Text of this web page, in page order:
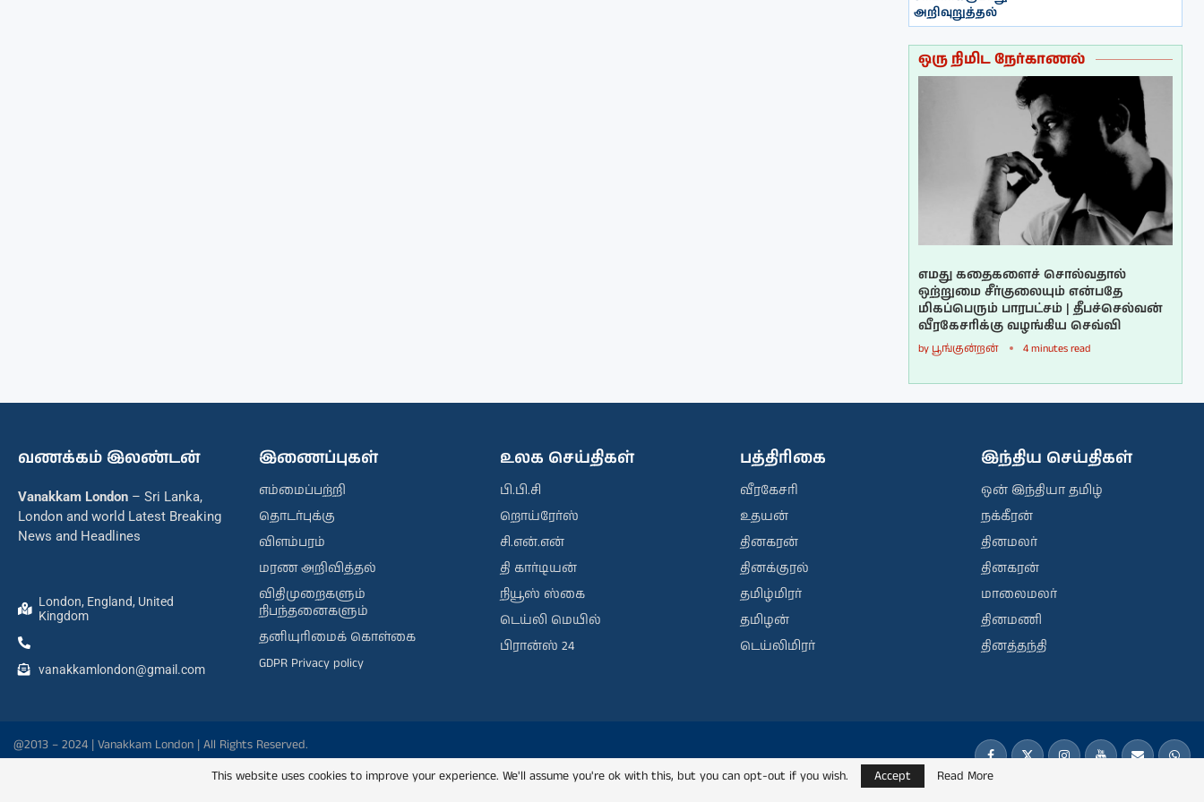
அறிவுறுத்தல்
ஒரு நிமிட நேர்காணல்
எமது கதைகளைச் சொல்வதால்
ஒற்றுமை சீர்குலையும் என்பதே
மிகப்பெரும் பாரபட்சம் | தீபச்செல்வன்
வீரகேசரிக்கு வழங்கிய செவ்வி
by பூங்குன்றன் 4 minutes read
வணக்கம் இலண்டன்
Vanakkam London – Sri Lanka,
London and world Latest Breaking
News and Headlines
London, England, United
Kingdom
vanakkamlondon@gmail.com
இணைப்புகள்
எம்மைப்பற்றி
தொடர்புக்கு
விளம்பரம்
மரண அறிவித்தல்
விதிமுறைகளும்
நிபந்தனைகளும்
தனியுரிமைக் கொள்கை
GDPR Privacy policy
உலக செய்திகள்
பி.பி.சி
றொய்ரேர்ஸ்
சி.என்.என்
தி கார்டியன்
நியூஸ் ஸ்கை
டெய்லி மெயில்
பிரான்ஸ் 24
பத்திரிகை
வீரகேசரி
உதயன்
தினகரன்
தினக்குரல்
தமிழ்மிரர்
தமிழன்
டெய்லிமிரர்
இந்திய செய்திகள்
ஒன் இந்தியா தமிழ்
நக்கீரன்
தினமலர்
தினகரன்
மாலைமலர்
தினமணி
தினத்தந்தி
@2013 – 2024 | Vanakkam London | All Rights Reserved.
This website uses cookies to improve your experience. We'll assume you're ok with this, but you can opt-out if you wish.
Accept Read More